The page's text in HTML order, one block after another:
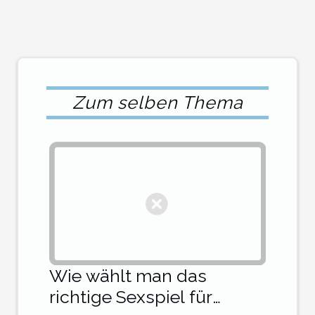
Zum selben Thema
Wie wählt man das
richtige Sexspiel für